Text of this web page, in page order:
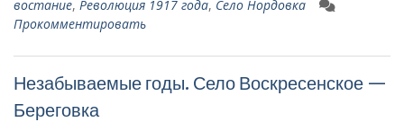
востание, Революция 1917 года, Село Нордовка
Прокомментировать
Незабываемые годы. Село Воскресенское —
Береговка